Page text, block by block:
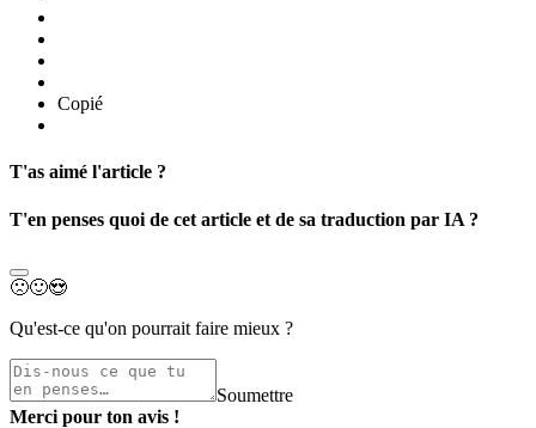
Copié
T'as aimé l'article ?
T'en penses quoi de cet article et de sa traduction par IA ?
🙁🙂😍
Qu'est-ce qu'on pourrait faire mieux ?
Soumettre
Merci pour ton avis !